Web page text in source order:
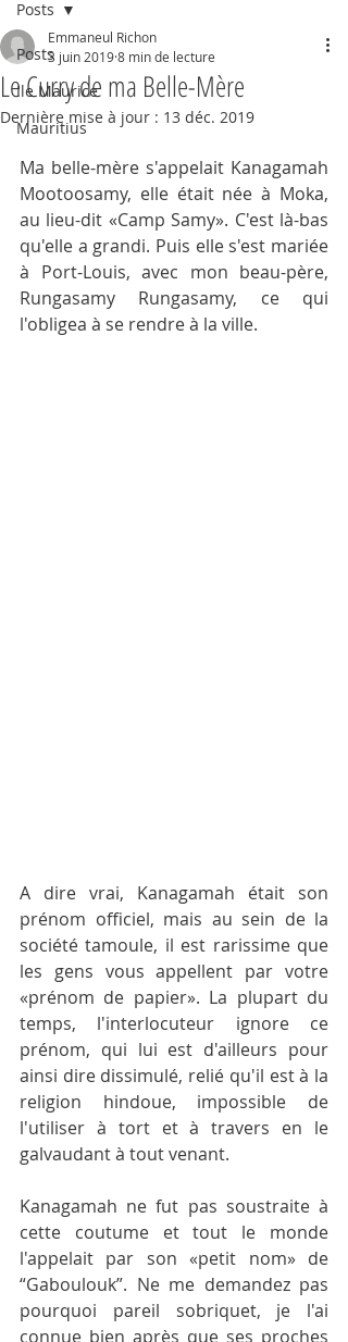
Posts
Ile Maurice
Mauritius
Posts
Le Curry de ma Belle-Mère
Emmaneul Richon
3 juin 20198 min de lecture
Dernière mise à jour : 13 déc. 2019
Ma belle-mère s'appelait Kanagamah
Mootoosamy, elle était née à Moka,
au lieu-dit «Camp Samy». C'est là-bas
qu'elle a grandi. Puis elle s'est mariée
à Port-Louis, avec mon beau-père,
Rungasamy Rungasamy, ce qui
l'obligea à se rendre à la ville.
A dire vrai, Kanagamah était son
prénom officiel, mais au sein de la
société tamoule, il est rarissime que
les gens vous appellent par votre
«prénom de papier». La plupart du
temps, l'interlocuteur ignore ce
prénom, qui lui est d'ailleurs pour
ainsi dire dissimulé, relié qu'il est à la
religion hindoue, impossible de
l'utiliser à tort et à travers en le
galvaudant à tout venant.
Kanagamah ne fut pas soustraite à
cette coutume et tout le monde
l'appelait par son «petit nom» de
“Gaboulouk”. Ne me demandez pas
pourquoi pareil sobriquet, je l'ai
connue bien après que ses proches